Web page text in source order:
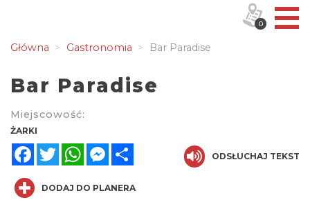
Główna Gastronomia Bar Paradise
Bar Paradise
Miejscowość:
ŻARKI
FacebookTwitterWhatsAppMessenger
ODSŁUCHAJ TEKST
DODAJ DO PLANERA
0